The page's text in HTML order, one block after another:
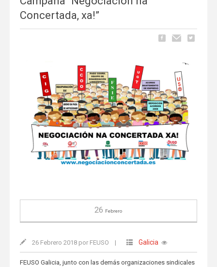
Concertada, xa!”
26 Febrero
26 Febrero 2018 por FEUSO | Galicia
FEUSO Galicia, junto con las demás organizaciones sindicales